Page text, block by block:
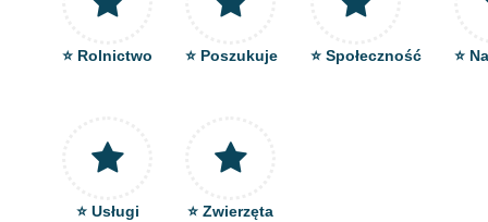
⭐ Rolnictwo ⭐ Poszukuje ⭐ Społeczność ⭐
⭐ Usługi ⭐ Zwierzęta